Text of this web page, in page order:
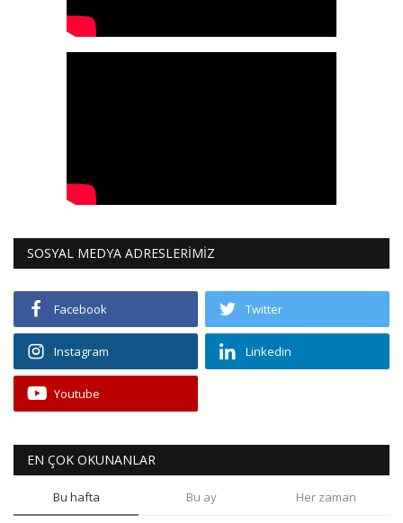
SOSYAL MEDYA ADRESLERİMİZ
Facebook Twitter
Instagram Linkedin
Youtube
EN ÇOK OKUNANLAR
Bu hafta Bu ay Her zaman